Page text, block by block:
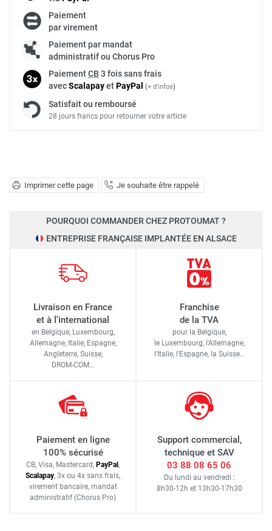
Imprimer cette page Je souhaite être rappelé
Paiement
par virement
Paiement par mandat
administratif ou Chorus Pro
PaiementCB 3 fois sans frais
avecScalapayetPayPal (+ d'infos)
Satisfait ou remboursé
28 jours francs pour retourner votre article
POURQUOI COMMANDER CHEZ PROTOUMAT ?
ENTREPRISE FRANÇAISE IMPLANTÉE EN ALSACE
Livraison en France
et à l'international
en Belgique, Luxembourg,
Allemagne, Italie, Espagne,
Angleterre, Suisse,
DROM-COM…
Franchise
de la TVA
pour la Belgique,
le Luxembourg, l'Allemagne,
l'Italie, l'Espagne, la Suisse…
Paiement en ligne
100% sécurisé
CB, Visa, Mastercard, PayPal,
Scalapay, 3x ou 4x sans frais,
virement bancaire, mandat
administratif (Chorus Pro)
Support commercial,
technique et SAV
03 88 08 65 06
Du lundi au vendredi :
8h30-12h et 13h30-17h30